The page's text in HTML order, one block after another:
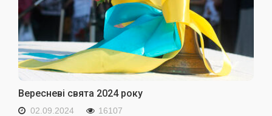
Вересневі свята 2024 року
02.09.2024 16107